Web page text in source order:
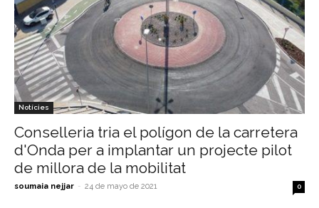
Notícies
Conselleria tria el polígon de la carretera
d'Onda per a implantar un projecte pilot
de millora de la mobilitat
soumaia nejjar - 24 de mayo de 2021 0